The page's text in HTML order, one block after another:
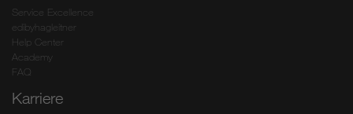
Service Excellence
edibyhagleitner
Help Center
Academy
FAQ
Karriere